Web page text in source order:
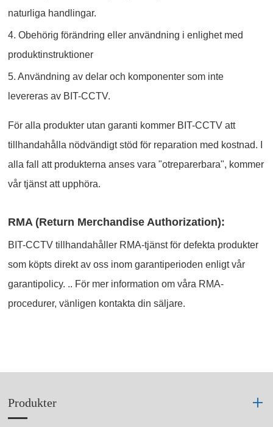
naturliga handlingar.
4. Obehörig förändring eller användning i enlighet med
produktinstruktioner
5. Användning av delar och komponenter som inte
levereras av BIT-CCTV.
För alla produkter utan garanti kommer BIT-CCTV att
tillhandahålla nödvändigt stöd för reparation med kostnad. I
alla fall att produkterna anses vara "otreparerbara", kommer
vår tjänst att upphöra.
RMA (Return Merchandise Authorization):
BIT-CCTV tillhandahåller RMA-tjänst för defekta produkter
som köpts direkt av oss inom garantiperioden enligt vår
garantipolicy. .. För mer information om våra RMA-
procedurer, vänligen kontakta din säljare.
Produkter